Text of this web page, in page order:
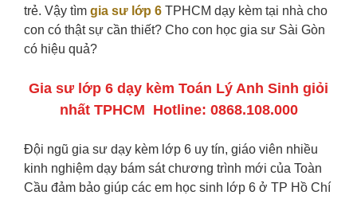
trẻ. Vậy tìm gia sư lớp 6 TPHCM dạy kèm tại nhà cho
con có thật sự cần thiết? Cho con học gia sư Sài Gòn
có hiệu quả?
Gia sư lớp 6 dạy kèm Toán Lý Anh Sinh giỏi
nhất TPHCM ‍ Hotline: 0868.108.000
Đội ngũ gia sư dạy kèm lớp 6 uy tín, giáo viên nhiều
kinh nghiệm dạy bám sát chương trình mới của Toàn
Cầu đảm bảo giúp các em học sinh lớp 6 ở TP Hồ Chí